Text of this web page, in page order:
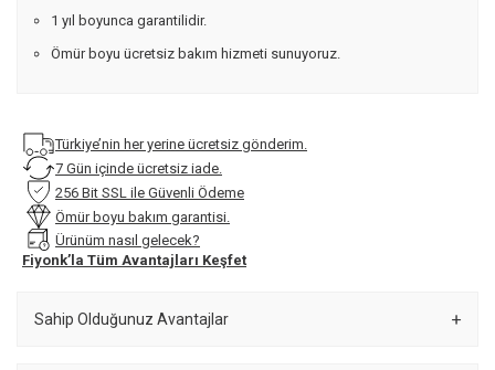
1 yıl boyunca garantilidir.
Ömür boyu ücretsiz bakım hizmeti sunuyoruz.
Türkiye’nin her yerine ücretsiz gönderim.
7 Gün içinde ücretsiz iade.
256 Bit SSL ile Güvenli Ödeme
Ömür boyu bakım garantisi.
Ürünüm nasıl gelecek?
Fiyonk’la Tüm Avantajları Keşfet
Sahip Olduğunuz Avantajlar